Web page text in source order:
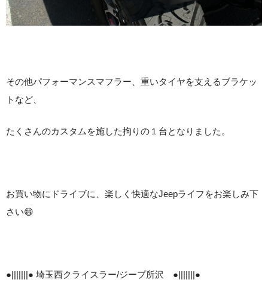
その他パフォーマンスマフラー、重いタイヤを支えるブラケッ
トなど、
たくさんのカスタムを施した拘りの１台となりました。
お買い物にドライブに、楽しく快適なJeepライフをお楽しみ下
さい😄
●|||||||● 埼玉西クライスラー/ジープ所沢 ●|||||||●